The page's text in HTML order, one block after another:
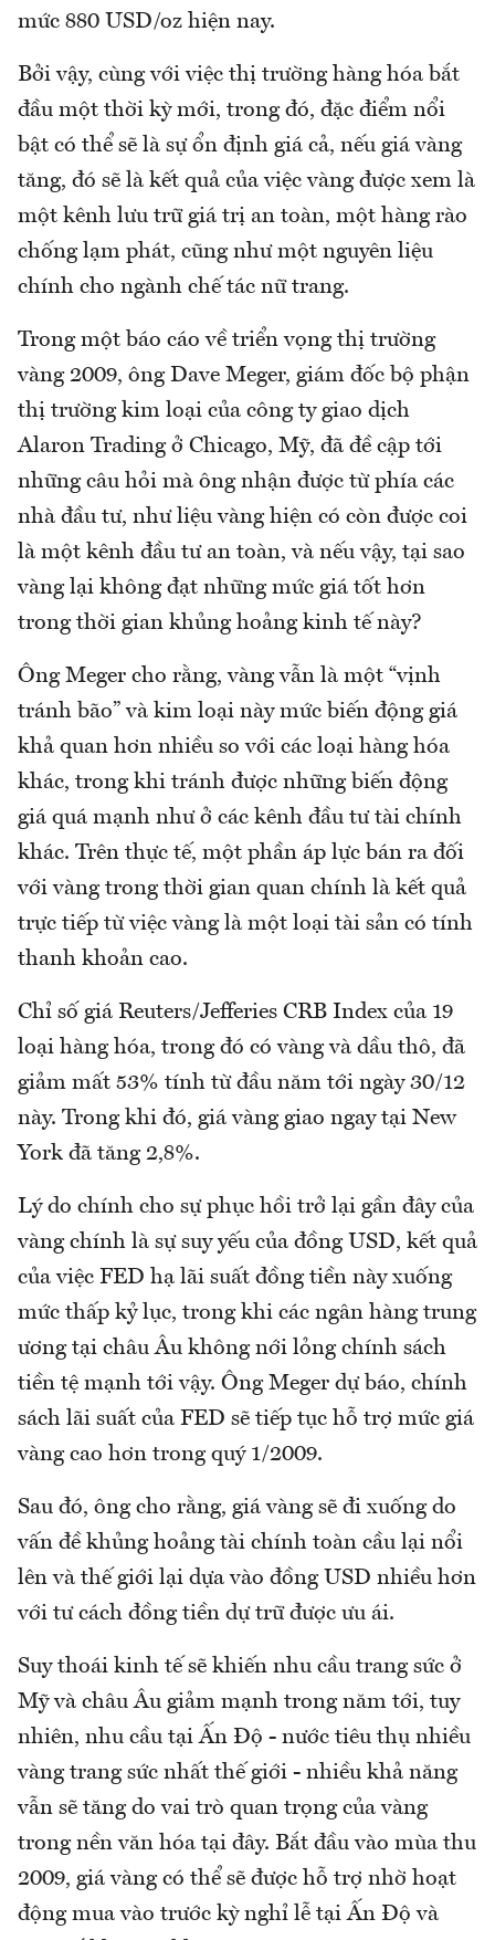
mức 880 USD/oz hiện nay.
Bởi vậy, cùng với việc thị trường hàng hóa bắt
đầu một thời kỳ mới, trong đó, đặc điểm nổi
bật có thể sẽ là sự ổn định giá cả, nếu giá vàng
tăng, đó sẽ là kết quả của việc vàng được xem là
một kênh lưu trữ giá trị an toàn, một hàng rào
chống lạm phát, cũng như một nguyên liệu
chính cho ngành chế tác nữ trang.
Trong một báo cáo về triển vọng thị trường
vàng 2009, ông Dave Meger, giám đốc bộ phận
thị trường kim loại của công ty giao dịch
Alaron Trading ở Chicago, Mỹ, đã đề cập tới
những câu hỏi mà ông nhận được từ phía các
nhà đầu tư, như liệu vàng hiện có còn được coi
là một kênh đầu tư an toàn, và nếu vậy, tại sao
vàng lại không đạt những mức giá tốt hơn
trong thời gian khủng hoảng kinh tế này?
Ông Meger cho rằng, vàng vẫn là một “vịnh
tránh bão” và kim loại này mức biến động giá
khả quan hơn nhiều so với các loại hàng hóa
khác, trong khi tránh được những biến động
giá quá mạnh như ở các kênh đầu tư tài chính
khác. Trên thực tế, một phần áp lực bán ra đối
với vàng trong thời gian quan chính là kết quả
trực tiếp từ việc vàng là một loại tài sản có tính
thanh khoản cao.
Chỉ số giá Reuters/Jefferies CRB Index của 19
loại hàng hóa, trong đó có vàng và dầu thô, đã
giảm mất 53% tính từ đầu năm tới ngày 30/12
này. Trong khi đó, giá vàng giao ngay tại New
York đã tăng 2,8%.
Lý do chính cho sự phục hồi trở lại gần đây của
vàng chính là sự suy yếu của đồng USD, kết quả
của việc FED hạ lãi suất đồng tiền này xuống
mức thấp kỷ lục, trong khi các ngân hàng trung
ương tại châu Âu không nới lỏng chính sách
tiền tệ mạnh tới vậy. Ông Meger dự báo, chính
sách lãi suất của FED sẽ tiếp tục hỗ trợ mức giá
vàng cao hơn trong quý 1/2009.
Sau đó, ông cho rằng, giá vàng sẽ đi xuống do
vấn đề khủng hoảng tài chính toàn cầu lại nổi
lên và thế giới lại dựa vào đồng USD nhiều hơn
với tư cách đồng tiền dự trữ được ưu ái.
Suy thoái kinh tế sẽ khiến nhu cầu trang sức ở
Mỹ và châu Âu giảm mạnh trong năm tới, tuy
nhiên, nhu cầu tại Ấn Độ - nước tiêu thụ nhiều
vàng trang sức nhất thế giới - nhiều khả năng
vẫn sẽ tăng do vai trò quan trọng của vàng
trong nền văn hóa tại đây. Bắt đầu vào mùa thu
2009, giá vàng có thể sẽ được hỗ trợ nhờ hoạt
động mua vào trước kỳ nghỉ lễ tại Ấn Độ và